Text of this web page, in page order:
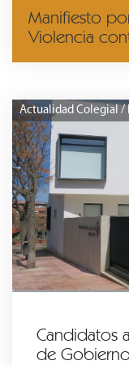
Manifiesto
Violencia
Actualidad Colegial /
Candidatos
de